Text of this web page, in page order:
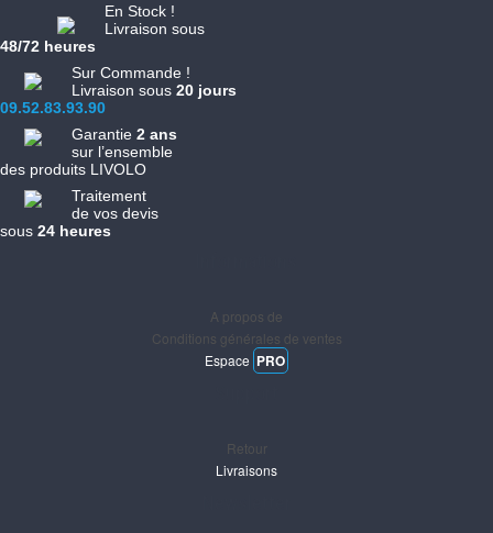
En Stock !
Livraison sous
48/72 heures
Sur Commande !
Livraison sous 20 jours
09.52.83.93.90
Garantie 2 ans
sur l’ensemble
des produits LIVOLO
Traitement
de vos devis
sous 24 heures
A propos de
Conditions générales de ventes
Espace PRO
Retour
Livraisons